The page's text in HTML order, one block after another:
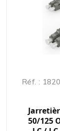
Réf. :
50/125